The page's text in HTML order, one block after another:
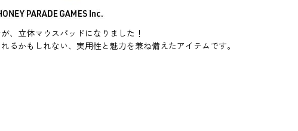
、立体マウスパッドになりました！
かもしれない、実用性と魅力を兼ね備えたアイテムです。